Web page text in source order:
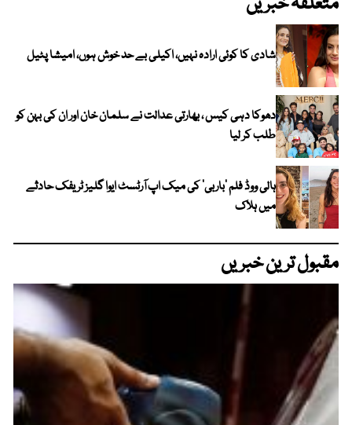
شادی کا کوئی ارادہ نہیں، اکیلی بے حد خوش ہوں، امیشا پٹیل
دھوکا دہی کیس ، بھارتی عدالت نے سلمان خان اور ان کی بہن کو
طلب کر لیا
ہالی ووڈ فلم ’باربی‘ کی میک اپ آرٹسٹ ایوا گلیز ٹریفک حادثے
میں ہلاک
مقبول ترین خبریں